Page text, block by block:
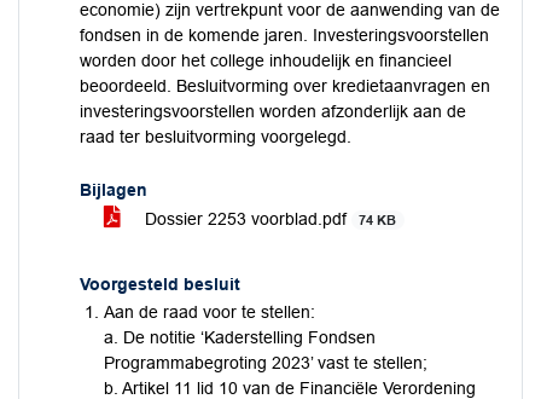
economie) zijn vertrekpunt voor de aanwending van de
fondsen in de komende jaren. Investeringsvoorstellen
worden door het college inhoudelijk en financieel
beoordeeld. Besluitvorming over kredietaanvragen en
investeringsvoorstellen worden afzonderlijk aan de
raad ter besluitvorming voorgelegd.
Bijlagen
Dossier 2253 voorblad.pdf
74 KB
Voorgesteld besluit
Aan de raad voor te stellen:
a. De notitie ‘Kaderstelling Fondsen
Programmabegroting 2023’ vast te stellen;
b. Artikel 11 lid 10 van de Financiële Verordening